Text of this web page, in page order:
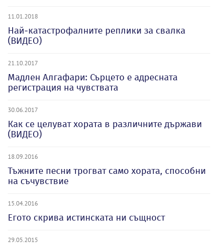
11.01.2018
Най-катастрофалните реплики за свалка
(ВИДЕО)
21.10.2017
Мадлен Алгафари: Сърцето е адресната
регистрация на чувствата
30.06.2017
Как се целуват хората в различните държави
(ВИДЕО)
18.09.2016
Тъжните песни трогват само хората, способни
на съчувствие
15.04.2016
Егото скрива истинската ни същност
29.05.2015